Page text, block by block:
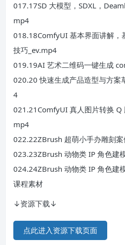
017.17SD 大模型，SDXL，
mp4
018.18ComfyUI 基本界面讲解，
技巧_ev.mp4
019.19AI 艺术二维码一键生成
020.20 快速生成产品造型与方案
4
021.21ComfyUI 真人图片转换 Q
mp4
022.22ZBrush 超萌小手办雕刻
023.23ZBrush 动物类 IP 角色建
024.24ZBrush 动物类 IP 角色建
课程素材
↓资源下载↓
点此进入资源下载页面